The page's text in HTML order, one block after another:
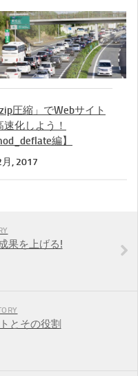
圧縮」でWebサイト
速化しよう！
編】
月, 2017
果を上げる!
とその役割